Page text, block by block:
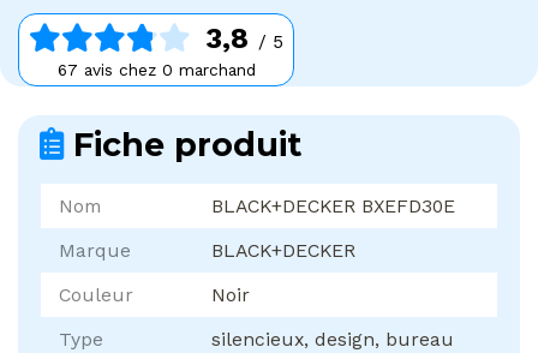
3,8 / 5
67 avis chez 0 marchand
Fiche produit
Nom
BLACK+DECKER BXEFD30E
Marque
BLACK+DECKER
Couleur
Noir
Type
silencieux, design, bureau